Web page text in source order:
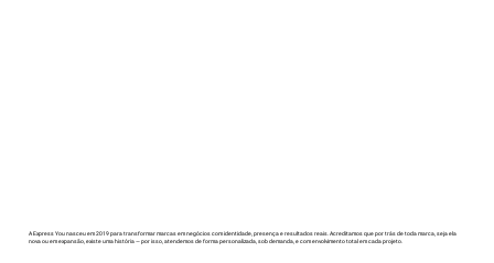
A Express You nasceu em 2019 para transformar marcas em negócios com identidade, presença e resultados reais. Acreditamos que por trás de toda marca, seja ela
nova ou em expansão, existe uma história — por isso, atendemos de forma personalizada, sob demanda, e com envolvimento total em cada projeto.